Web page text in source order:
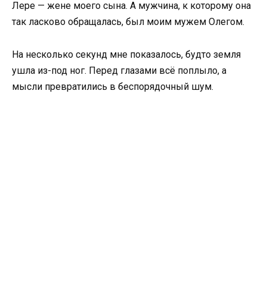
Лере — жене моего сына. А мужчина, к которому она
так ласково обращалась, был моим мужем Олегом.
На несколько секунд мне показалось, будто земля
ушла из-под ног. Перед глазами всё поплыло, а
мысли превратились в беспорядочный шум.